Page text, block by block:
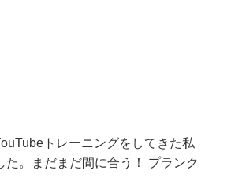
トレーニングをしてきた私
。まだまだ間に合う！ プランク